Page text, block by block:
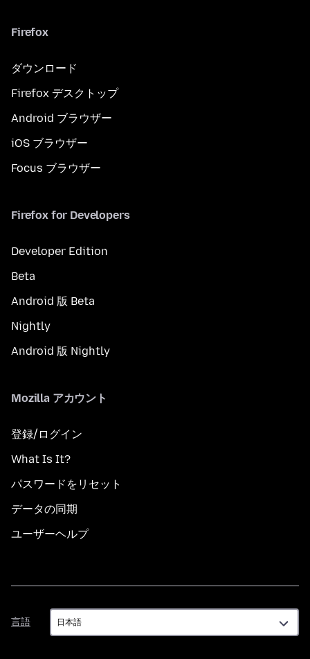
Firefox
ダウンロード
Firefox デスクトップ
Android ブラウザー
iOS ブラウザー
Focus ブラウザー
Firefox for Developers
Developer Edition
Beta
Android 版 Beta
Nightly
Android 版 Nightly
Mozilla アカウント
登録/ログイン
What Is It?
パスワードをリセット
データの同期
ユーザーヘルプ
言語
言
語